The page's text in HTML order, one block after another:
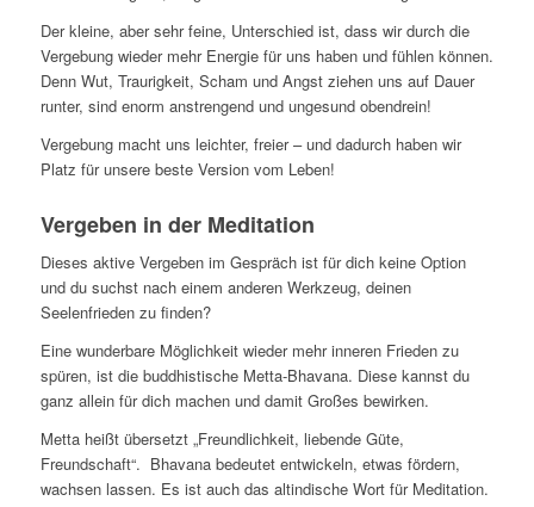
Der kleine, aber sehr feine, Unterschied ist, dass wir durch die
Vergebung wieder mehr Energie für uns haben und fühlen können.
Denn Wut, Traurigkeit, Scham und Angst ziehen uns auf Dauer
runter, sind enorm anstrengend und ungesund obendrein!
Vergebung macht uns leichter, freier – und dadurch haben wir
Platz für unsere beste Version vom Leben!
Vergeben in der Meditation
Dieses aktive Vergeben im Gespräch ist für dich keine Option
und du suchst nach einem anderen Werkzeug, deinen
Seelenfrieden zu finden?
Eine wunderbare Möglichkeit wieder mehr inneren Frieden zu
spüren, ist die buddhistische Metta-Bhavana. Diese kannst du
ganz allein für dich machen und damit Großes bewirken.
Metta heißt übersetzt „Freundlichkeit, liebende Güte,
Freundschaft“. Bhavana bedeutet entwickeln, etwas fördern,
wachsen lassen. Es ist auch das altindische Wort für Meditation.